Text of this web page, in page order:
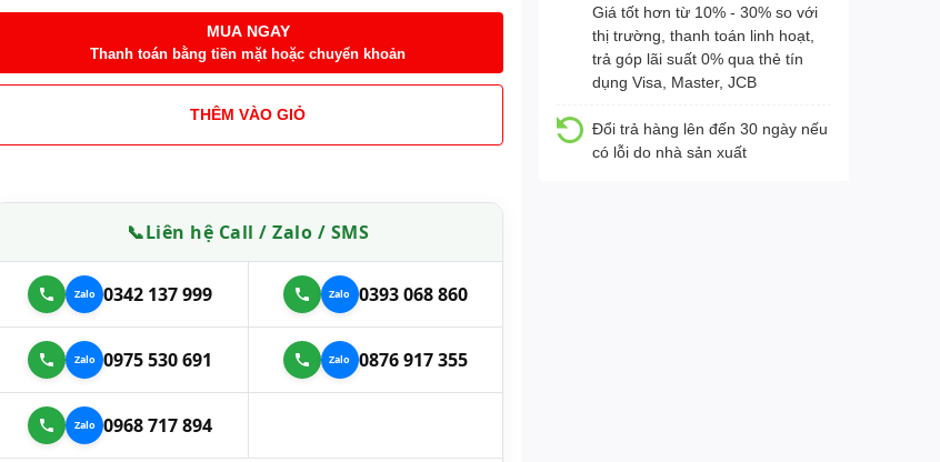
MUA NGAY
Thanh toán bằng tiền mặt hoặc chuyển khoản
THÊM VÀO GIỎ
📞Liên hệ Call / Zalo / SMS
0342 137 999 0393 068 860
0975 530 691 0876 917 355
0968 717 894
Giá tốt hơn từ 10% - 30% so với
thị trường, thanh toán linh hoạt,
trả góp lãi suất 0% qua thẻ tín
dụng Visa, Master, JCB
Đổi trả hàng lên đến 30 ngày nếu
có lỗi do nhà sản xuất